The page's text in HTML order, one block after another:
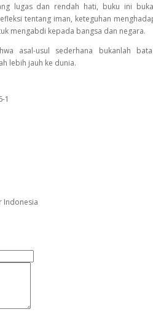
lugas dan rendah hati, buku ini
tentang iman, keteguhan
mengabdi kepada bangsa dan negara.
asal-usul sederhana bukanlah
lebih jauh ke dunia.
1
Indonesia